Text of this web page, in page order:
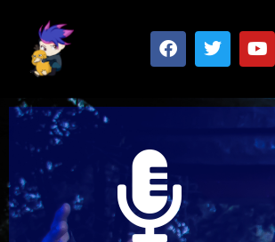
dinamismo en escenario
Jack convierte cualquier
evento en todo un show,
entretenido para el público.